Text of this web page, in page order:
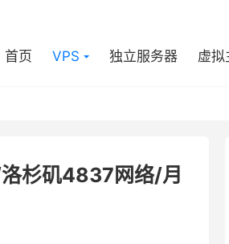
首页 VPS 独立服务器 虚拟
杉矶4837网络/月